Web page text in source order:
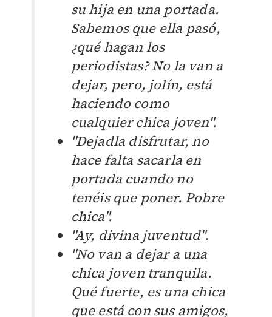
su hija en una portada.
Sabemos que ella pasó,
¿qué hagan los
periodistas? No la van a
dejar, pero, jolín, está
haciendo como
cualquier chica joven".
"Dejadla disfrutar, no
hace falta sacarla en
portada cuando no
tenéis que poner. Pobre
chica".
"Ay, divina juventud".
"No van a dejar a una
chica joven tranquila.
Qué fuerte, es una chica
que está con sus amigos,